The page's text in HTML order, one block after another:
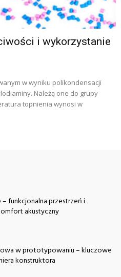
i wykorzystanie
w wyniku polikondensacji
Należą one do grupy
topnienia wynosi w
– funkcjonalna przestrzeń i
akustyczny
w prototypowaniu – kluczowe
konstruktora